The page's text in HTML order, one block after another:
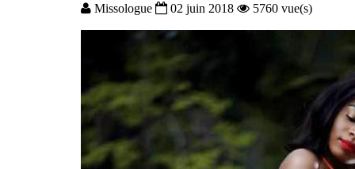
Missologue 02 juin 2018 5760 vue(s)